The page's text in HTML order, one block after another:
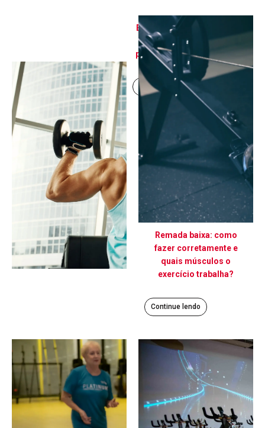
Exercícios para ombros:
treine com orientação
profissional e segurança
Continue lendo
Remada baixa: como
fazer corretamente e
quais músculos o
exercício trabalha?
Continue lendo